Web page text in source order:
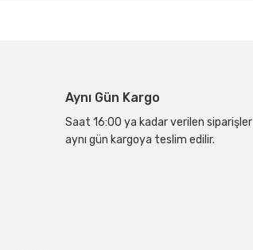
Ürün fiyatı diğer sitelerden daha pahalı.
Bu ürüne benzer farklı alternatifler olmalı.
Aynı Gün Kargo
Saat 16:00 ya kadar verilen siparişler
aynı gün kargoya teslim edilir.